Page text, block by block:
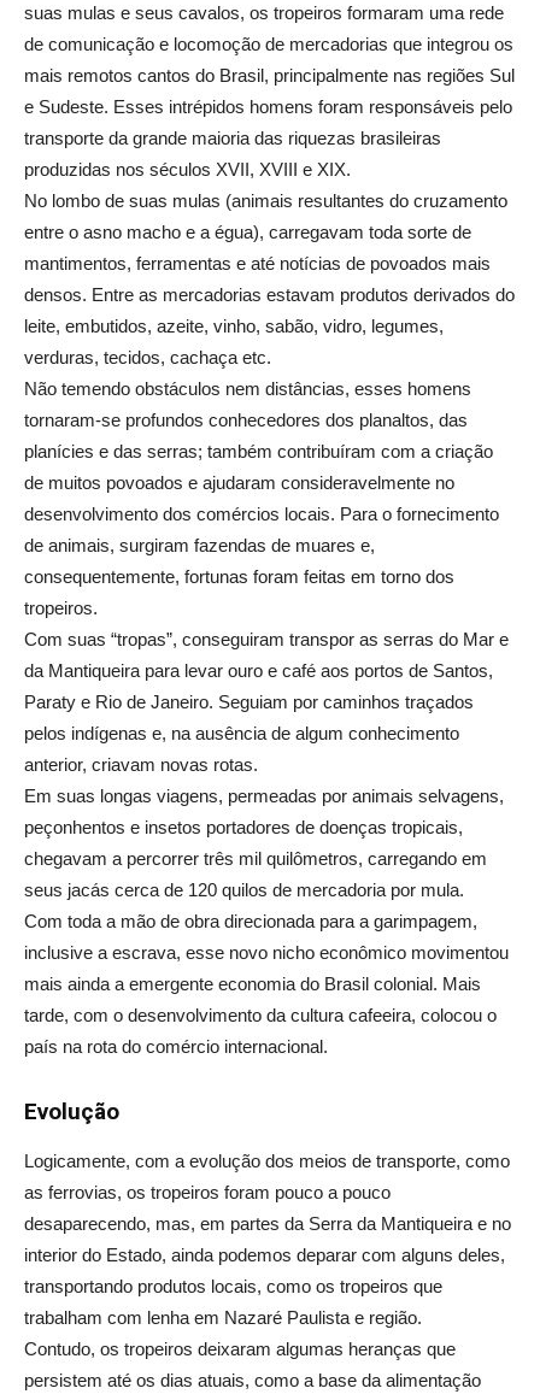
suas mulas e seus cavalos, os tropeiros formaram uma rede
de comunicação e locomoção de mercadorias que integrou os
mais remotos cantos do Brasil, principalmente nas regiões Sul
e Sudeste. Esses intrépidos homens foram responsáveis pelo
transporte da grande maioria das riquezas brasileiras
produzidas nos séculos XVII, XVIII e XIX.
No lombo de suas mulas (animais resultantes do cruzamento
entre o asno macho e a égua), carregavam toda sorte de
mantimentos, ferramentas e até notícias de povoados mais
densos. Entre as mercadorias estavam produtos derivados do
leite, embutidos, azeite, vinho, sabão, vidro, legumes,
verduras, tecidos, cachaça etc.
Não temendo obstáculos nem distâncias, esses homens
tornaram-se profundos conhecedores dos planaltos, das
planícies e das serras; também contribuíram com a criação
de muitos povoados e ajudaram consideravelmente no
desenvolvimento dos comércios locais. Para o fornecimento
de animais, surgiram fazendas de muares e,
consequentemente, fortunas foram feitas em torno dos
tropeiros.
Com suas “tropas”, conseguiram transpor as serras do Mar e
da Mantiqueira para levar ouro e café aos portos de Santos,
Paraty e Rio de Janeiro. Seguiam por caminhos traçados
pelos indígenas e, na ausência de algum conhecimento
anterior, criavam novas rotas.
Em suas longas viagens, permeadas por animais selvagens,
peçonhentos e insetos portadores de doenças tropicais,
chegavam a percorrer três mil quilômetros, carregando em
seus jacás cerca de 120 quilos de mercadoria por mula.
Com toda a mão de obra direcionada para a garimpagem,
inclusive a escrava, esse novo nicho econômico movimentou
mais ainda a emergente economia do Brasil colonial. Mais
tarde, com o desenvolvimento da cultura cafeeira, colocou o
país na rota do comércio internacional.
Evolução
Logicamente, com a evolução dos meios de transporte, como
as ferrovias, os tropeiros foram pouco a pouco
desaparecendo, mas, em partes da Serra da Mantiqueira e no
interior do Estado, ainda podemos deparar com alguns deles,
transportando produtos locais, como os tropeiros que
trabalham com lenha em Nazaré Paulista e região.
Contudo, os tropeiros deixaram algumas heranças que
persistem até os dias atuais, como a base da alimentação